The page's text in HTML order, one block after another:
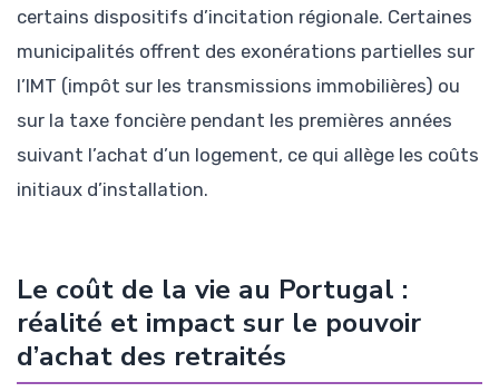
certains dispositifs d’incitation régionale. Certaines
municipalités offrent des exonérations partielles sur
l’IMT (impôt sur les transmissions immobilières) ou
sur la taxe foncière pendant les premières années
suivant l’achat d’un logement, ce qui allège les coûts
initiaux d’installation.
Le coût de la vie au Portugal :
réalité et impact sur le pouvoir
d’achat des retraités